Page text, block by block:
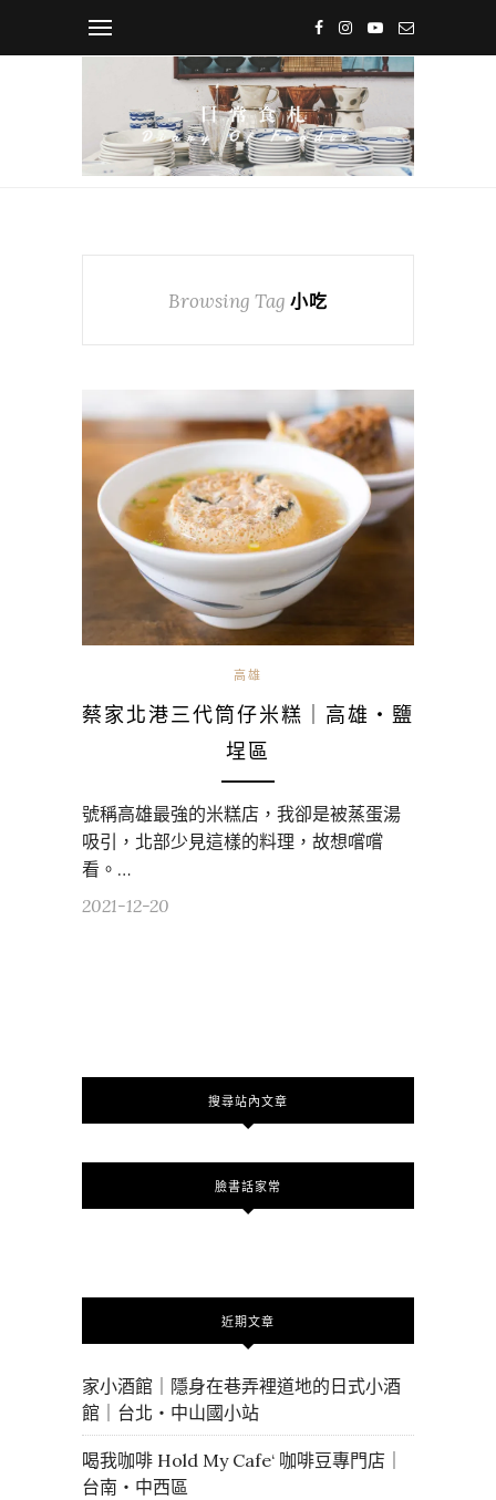
Browsing Tag 小吃
高雄
蔡家北港三代筒仔米糕｜高雄・鹽
埕區
號稱高雄最強的米糕店，我卻是被蒸蛋湯
吸引，北部少見這樣的料理，故想嚐嚐
看。…
2021-12-20
搜尋站內文章
臉書話家常
近期文章
家小酒館｜隱身在巷弄裡道地的日式小酒
館｜台北・中山國小站
喝我咖啡 Hold My Cafe‘ 咖啡豆專門店｜
台南・中西區